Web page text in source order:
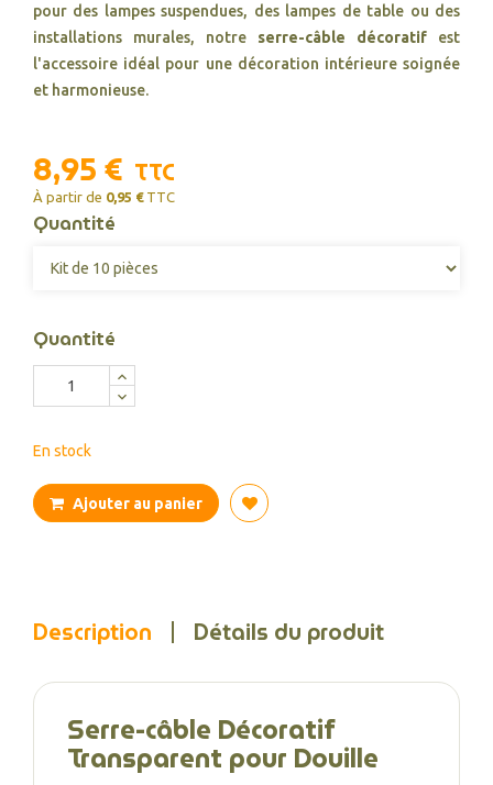
pour des lampes suspendues, des lampes de table ou des
installations murales, notre serre-câble décoratif est
l'accessoire idéal pour une décoration intérieure soignée
et harmonieuse.
8,95 € TTC
À partir de 0,95 € TTC
Quantité
Quantité
En stock
Ajouter au panier
Description Détails du produit
Serre-câble Décoratif
Transparent pour Douille